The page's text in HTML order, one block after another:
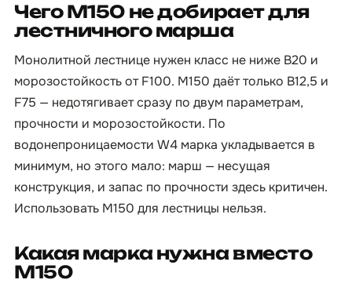
Чего М150 не добирает для
лестничного марша
Монолитной лестнице нужен класс не ниже B20 и
морозостойкость от F100. М150 даёт только B12,5 и
F75 — недотягивает сразу по двум параметрам,
прочности и морозостойкости. По
водонепроницаемости W4 марка укладывается в
минимум, но этого мало: марш — несущая
конструкция, и запас по прочности здесь критичен.
Использовать М150 для лестницы нельзя.
Какая марка нужна вместо
М150